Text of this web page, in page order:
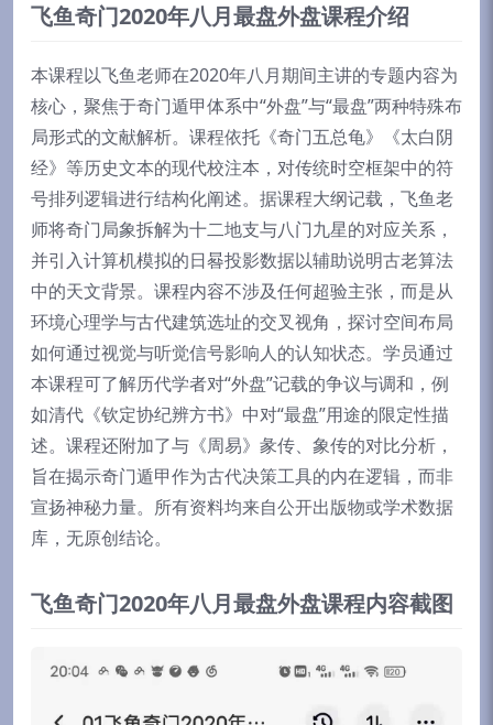
飞鱼奇门2020年八月最盘外盘课程介绍
本课程以飞鱼老师在2020年八月期间主讲的专题内容为
核心，聚焦于奇门遁甲体系中“外盘”与“最盘”两种特殊布
局形式的文献解析。课程依托《奇门五总龟》《太白阴
经》等历史文本的现代校注本，对传统时空框架中的符
号排列逻辑进行结构化阐述。据课程大纲记载，飞鱼老
师将奇门局象拆解为十二地支与八门九星的对应关系，
并引入计算机模拟的日晷投影数据以辅助说明古老算法
中的天文背景。课程内容不涉及任何超验主张，而是从
环境心理学与古代建筑选址的交叉视角，探讨空间布局
如何通过视觉与听觉信号影响人的认知状态。学员通过
本课程可了解历代学者对“外盘”记载的争议与调和，例
如清代《钦定协纪辨方书》中对“最盘”用途的限定性描
述。课程还附加了与《周易》彖传、象传的对比分析，
旨在揭示奇门遁甲作为古代决策工具的内在逻辑，而非
宣扬神秘力量。所有资料均来自公开出版物或学术数据
库，无原创结论。
飞鱼奇门2020年八月最盘外盘课程内容截图